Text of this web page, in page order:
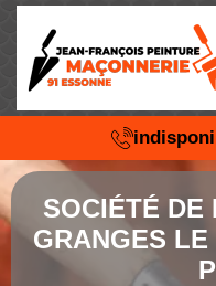
SOCIÉTÉ DE
GRANGES LE